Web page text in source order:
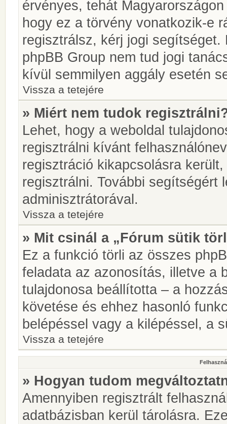
érvényes, tehát
hogy ez a törvény vonatkozik-e
regisztrálsz, kérj jogi
phpBB Group nem tud jogi
kívül semmilyen aggály esetén
Vissza a tetejére
» Miért nem tudok
Lehet, hogy a weboldal
regisztrálni kívánt
regisztráció kikapcsolásra
regisztrálni. További segítségért
adminisztrátorával.
Vissza a tetejére
» Mit csinál a „Fórum sütik
Ez a funkció törli az összes
feladata az azonosítás, illetve a
tulajdonosa beállította – a
követése és ehhez hasonló
belépéssel vagy a kilépéssel, a
Vissza a tetejére
» Hogyan tudom
Amennyiben regisztrált
adatbázisban kerül tárolásra.